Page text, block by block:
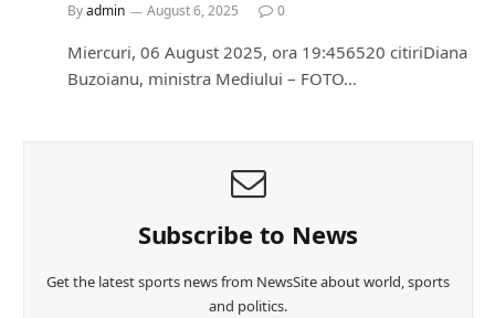
Byadmin August 6, 2025 0
Miercuri, 06 August 2025, ora 19:456520 citiriDiana
Buzoianu, ministra Mediului – FOTO…
Subscribe to News
Get the latest sports news from NewsSite about world, sports
and politics.